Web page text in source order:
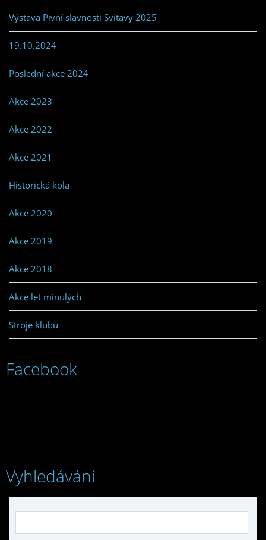
Výstava Pivní slavnosti Svitavy 2025
19.10.2024
Poslední akce 2024
Akce 2023
Akce 2022
Akce 2021
Historická kola
Akce 2020
Akce 2019
Akce 2018
Akce let minulých
Stroje klubu
Facebook
Vyhledávání